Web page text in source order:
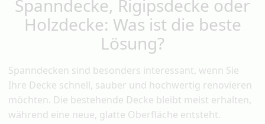
Spanndecke, Rigipsdecke oder
Holzdecke: Was ist die beste
Lösung?
Spanndecken sind besonders interessant, wenn Sie
Ihre Decke schnell, sauber und hochwertig renovieren
möchten. Die bestehende Decke bleibt meist erhalten,
während eine neue, glatte Oberfläche entsteht.